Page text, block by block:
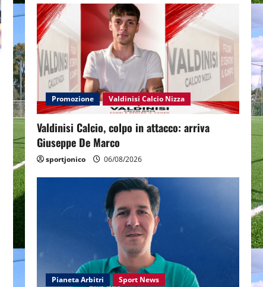
Promozione Valdinisi Calcio Nizza
Valdinisi Calcio, colpo in attacco: arriva
Giuseppe De Marco
sportjonico 06/08/2026
Pianeta Arbitri Sport News